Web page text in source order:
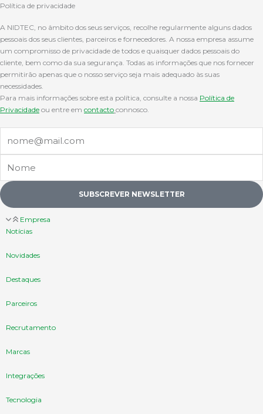
Política de privacidade
A NIDTEC, no âmbito dos seus serviços, recolhe regularmente alguns dados
pessoais dos seus clientes, parceiros e fornecedores. A nossa empresa assume
um compromisso de privacidade de todos e quaisquer dados pessoais do
cliente, bem como da sua segurança. Todas as informações que nos fornecer
permitirão apenas que o nosso serviço seja mais adequado às suas
necessidades.
Para mais informações sobre esta política, consulte a nossa Política de
Privacidade ou entre em contacto connosco.
SUBSCREVER NEWSLETTER
Empresa
Notícias
Novidades
Destaques
Parceiros
Recrutamento
Marcas
Integrações
Tecnologia